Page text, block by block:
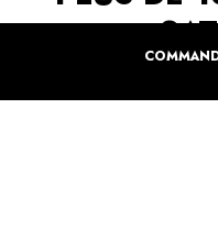
vous et à nos